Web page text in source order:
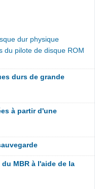
dur physique
du pilote de disque ROM
durs de grande
à partir d'une
MBR à l'aide de la